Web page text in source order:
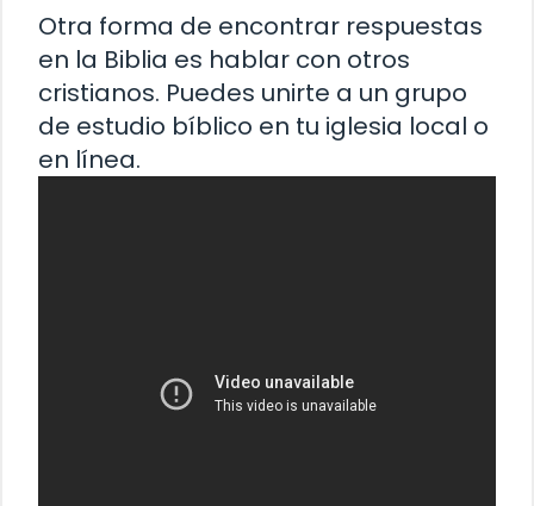
Otra forma de encontrar respuestas
en la Biblia es hablar con otros
cristianos. Puedes unirte a un grupo
de estudio bíblico en tu iglesia local o
en línea.